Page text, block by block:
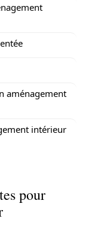
aménagement
intérieur
pour